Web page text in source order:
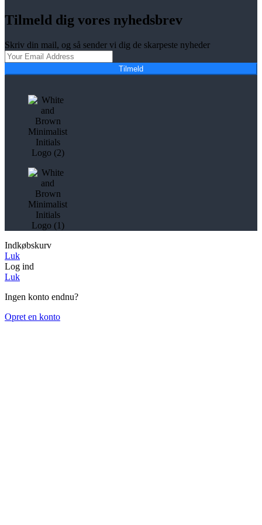
Tilmeld dig vores nyhedsbrev
Skriv din mail, og så sender vi dig de skarpeste nyheder
Tilmeld
Indkøbskurv
Luk
Log ind
Luk
Ingen konto endnu?
Opret en konto